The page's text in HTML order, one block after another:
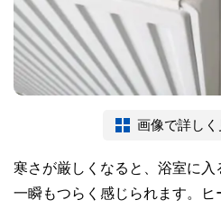
画像で詳しく
寒さが厳しくなると、浴室に
一瞬もつらく感じられます。ヒ